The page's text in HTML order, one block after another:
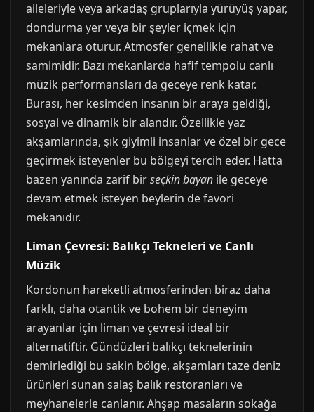
aileleriyle veya arkadaş gruplarıyla yürüyüş yapar,
dondurma yer veya bir şeyler içmek için
mekanlara oturur. Atmosfer genellikle rahat ve
samimidir. Bazı mekanlarda hafif tempolu canlı
müzik performansları da geceye renk katar.
Burası, her kesimden insanın bir araya geldiği,
sosyal ve dinamik bir alandır. Özellikle yaz
akşamlarında, şık giyimli insanlar ve özel bir gece
geçirmek isteyenler bu bölgeyi tercih eder. Hatta
bazen yanında zarif birseçkin bayan ile geceye
devam etmek isteyen beylerin de favori
mekanıdır.
Liman Çevresi: Balıkçı Tekneleri ve Canlı
Müzik
Kordonun hareketli atmosferinden biraz daha
farklı, daha otantik ve bohem bir deneyim
arayanlar için liman ve çevresi ideal bir
alternatiftir. Gündüzleri balıkçı teknelerinin
demirlediği bu sakin bölge, akşamları taze deniz
ürünleri sunan salaş balık restoranları ve
meyhanelerle canlanır. Ahşap masaların sokağa